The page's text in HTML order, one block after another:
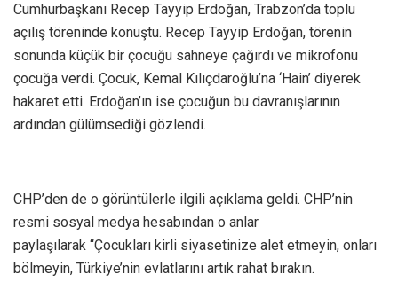
Cumhurbaşkanı Recep Tayyip Erdoğan, Trabzon’da toplu
açılış töreninde konuştu. Recep Tayyip Erdoğan, törenin
sonunda küçük bir çocuğu sahneye çağırdı ve mikrofonu
çocuğa verdi. Çocuk, Kemal Kılıçdaroğlu’na ‘Hain’ diyerek
hakaret etti. Erdoğan’ın ise çocuğun bu davranışlarının
ardından gülümsediği gözlendi.
CHP’den de o görüntülerle ilgili açıklama geldi. CHP’nin
resmi sosyal medya hesabından o anlar
paylaşılarak “Çocukları kirli siyasetinize alet etmeyin, onları
bölmeyin, Türkiye’nin evlatlarını artık rahat bırakın.